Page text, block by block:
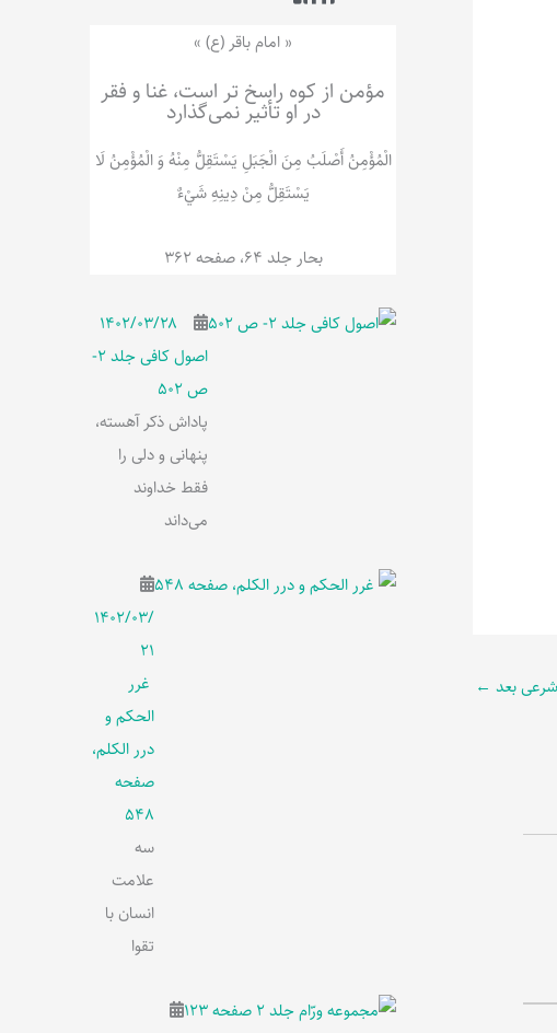
ه
بعد ←
« امام باقر (ع) »
مؤمن از کوه راسخ تر است، غنا و فقر
در او تأثیر نمی‌گذارد
الْمُؤْمِنُ‌ أَصْلَبُ‌ مِنَ‌ الْجَبَلِ‌ یَسْتَقِلُّ مِنْهُ وَ الْمُؤْمِنُ لَا
يَسْتَقِلُّ مِنْ دِينِهِ شَيْ‌ءٌ
بحار جلد 64، صفحه 362
۱۴۰۲/۰۳/۲۸
اصول کافی جلد 2-
ص 502
پاداش ذکر آهسته،
پنهانی و دلی را
فقط خداوند
می‌داند
۱۴۰۲/۰۳/
۲۱
غرر
الحکم و
درر الکلم،
صفحه
548
سه
علامت
انسان با
تقوا